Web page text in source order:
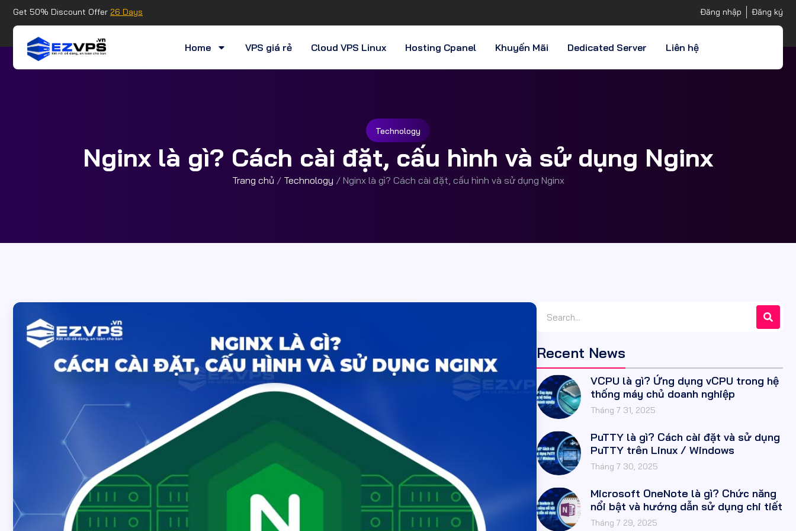
Get 50% Discount Offer 26 Days Đăng nhập Đăng ký
Home VPS giá rẻ Cloud VPS Linux Hosting Cpanel Khuyến Mãi Dedicated Server Liên hệ
Technology
Nginx là gì? Cách cài đặt, cấu hình và sử dụng Nginx
Trang chủ / Technology / Nginx là gì? Cách cài đặt, cấu hình và sử dụng Nginx
Recent News
VCPU là gì? Ứng dụng vCPU trong hệ
thống máy chủ doanh nghiệp
Tháng 7 31, 2025
PuTTY là gì? Cách cài đặt và sử dụng
PuTTY trên Linux / Windows
Tháng 7 30, 2025
Microsoft OneNote là gì? Chức năng
nổi bật và hướng dẫn sử dụng chi tiết
Tháng 7 29, 2025